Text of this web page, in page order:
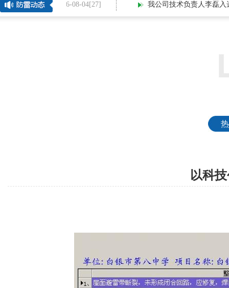
2026-08-04[27] 我公司技术负责人李磊入选
以科